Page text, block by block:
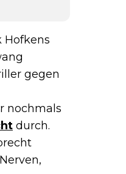
Hofkens
gegen
nochmals
durch.